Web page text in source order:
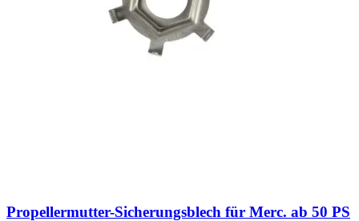
Propellermutter-Sicherungsblech für Merc. ab 50 PS